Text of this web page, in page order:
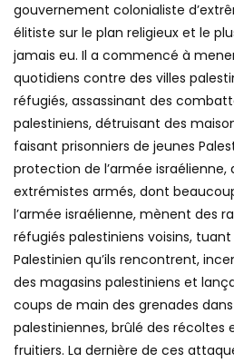
gouvernement colonialiste
élitiste sur le plan religieux et le
jamais eu. Il a commencé à
quotidiens contre des villes
réfugiés, assassinant des
palestiniens, détruisant des
faisant prisonniers de jeunes
protection de l’armée israélienne,
extrémistes armés, dont
l’armée israélienne, mènent des
réfugiés palestiniens voisins,
Palestinien qu’ils rencontrent,
des magasins palestiniens et
coups de main des grenades
palestiniennes, brûlé des récoltes
fruitiers. La dernière de ces